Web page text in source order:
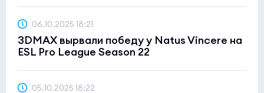
06.10.2025 18:21
3DMAX вырвали победу у Natus Vincere на
ESL Pro League Season 22
05.10.2025 18:22